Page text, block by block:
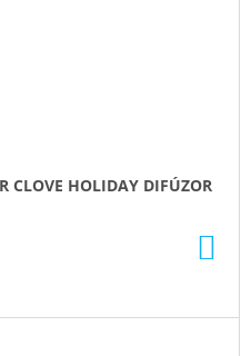
CLOVE HOLIDAY DIFÚZOR